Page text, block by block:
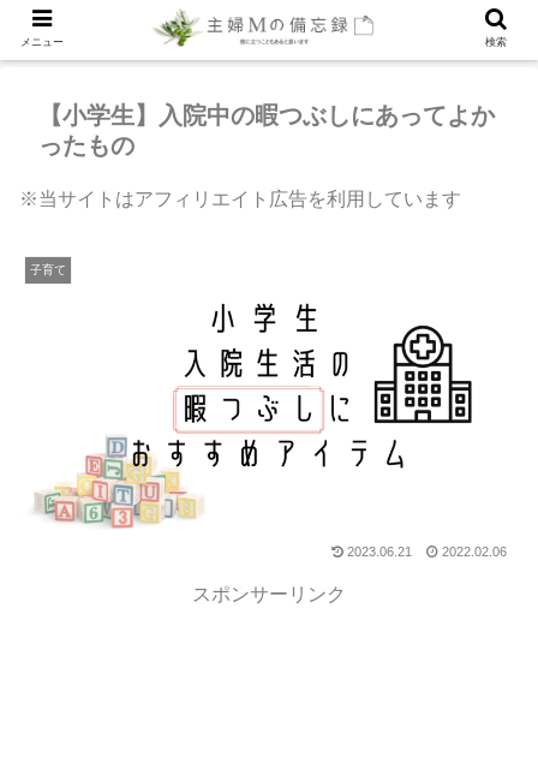
【小学生】入院中の暇つぶしにあってよか
ったもの
※当サイトはアフィリエイト広告を利用しています
子育て
2023.06.21 2022.02.06
スポンサーリンク
メニュー 検索